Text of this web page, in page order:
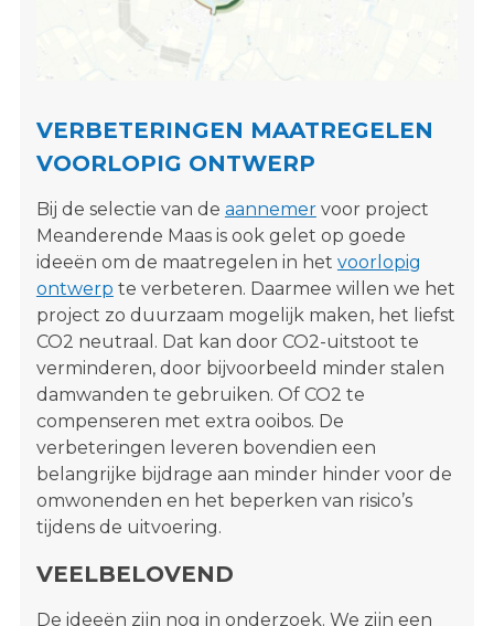
VERBETERINGEN MAATREGELEN
VOORLOPIG ONTWERP
Bij de selectie van de aannemervoor project
Meanderende Maas is ook gelet op goede
ideeën om de maatregelen in het voorlopig
ontwerp te verbeteren. Daarmee willen we het
project zo duurzaam mogelijk maken, het liefst
CO2 neutraal. Dat kan door CO2-uitstoot te
verminderen, door bijvoorbeeld minder stalen
damwanden te gebruiken. Of CO2 te
compenseren met extra ooibos. De
verbeteringen leveren bovendien een
belangrijke bijdrage aan minder hinder voor de
omwonenden en het beperken van risico’s
tijdens de uitvoering.
VEELBELOVEND
De ideeën zijn nog in onderzoek. We zijn een